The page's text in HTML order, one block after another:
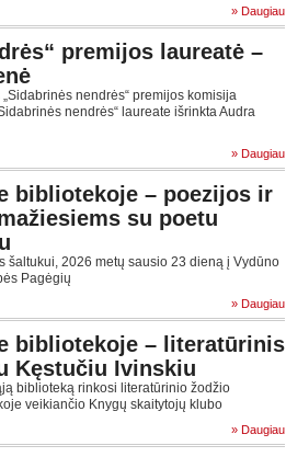
» Daugiau
premijos laureatė –
nendrės“ premijos komisija
nendrės“ laureate išrinkta Audra
» Daugiau
bibliotekoje – poezijos ir
su poetu
šaltukui, 2026 metų sausio 23 dieną į Vydūno
Pagėgių
» Daugiau
bibliotekoje – literatūrinis
Kęstučiu Ivinskiu
biblioteką rinkosi literatūrinio žodžio
veikiančio Knygų skaitytojų klubo
» Daugiau